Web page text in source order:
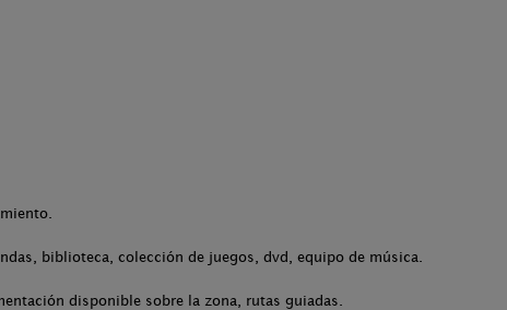
biblioteca, colección de juegos, dvd, equipo de música.
disponible sobre la zona, rutas guiadas.